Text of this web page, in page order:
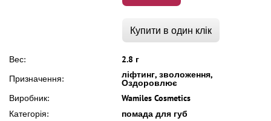
Купити в один клік
Вес:
2.8 г
Призначення:
ліфтинг, зволоження,
Оздоровлює
Виробник:
Wamiles Cosmetics
Категорія:
помада для губ